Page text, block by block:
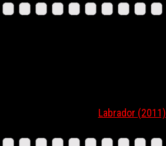
Labrador (2011)